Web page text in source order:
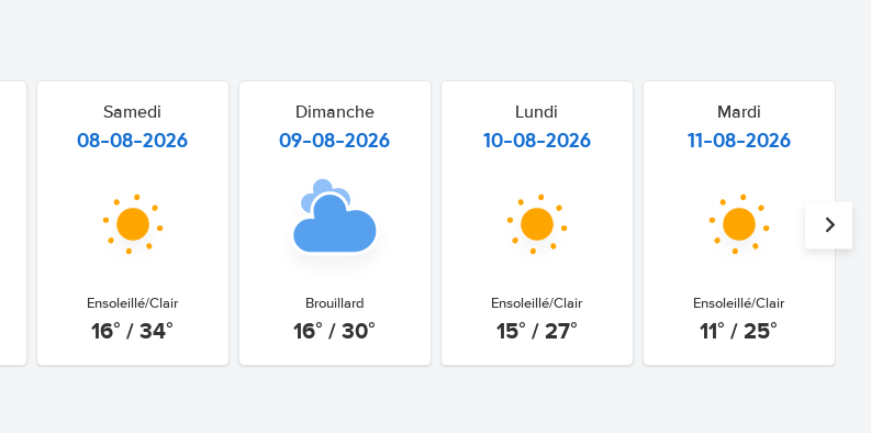
Samedi
08-08-2026
Ensoleillé/Clair
16° / 34°
Dimanche
09-08-2026
Brouillard
16° / 30°
Lundi
10-08-2026
Ensoleillé/Clair
15° / 27°
Mardi
11-08-2026
Ensoleillé/Clair
11° / 25°